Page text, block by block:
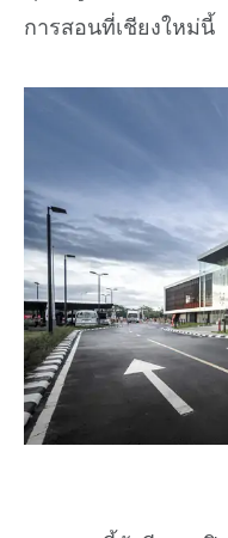
การสอนที่เชียงใหม่นี้